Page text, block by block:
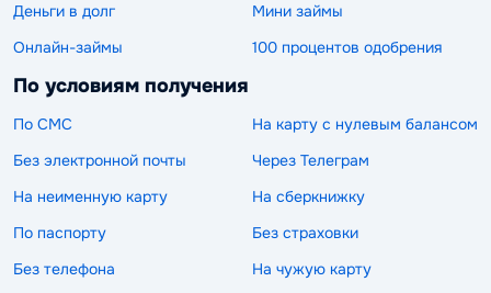
Деньги в долг
Мини займы
Онлайн-займы
100 процентов одобрения
По условиям получения
По СМС
На карту с нулевым балансом
Без электронной почты
Через Телеграм
На неименную карту
На сберкнижку
По паспорту
Без страховки
Без телефона
На чужую карту